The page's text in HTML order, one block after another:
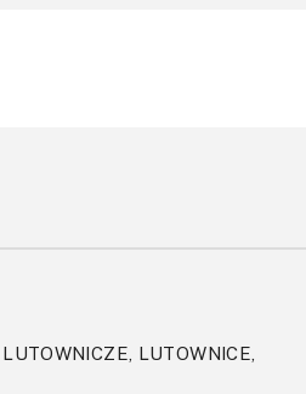
LUTOWNICE,